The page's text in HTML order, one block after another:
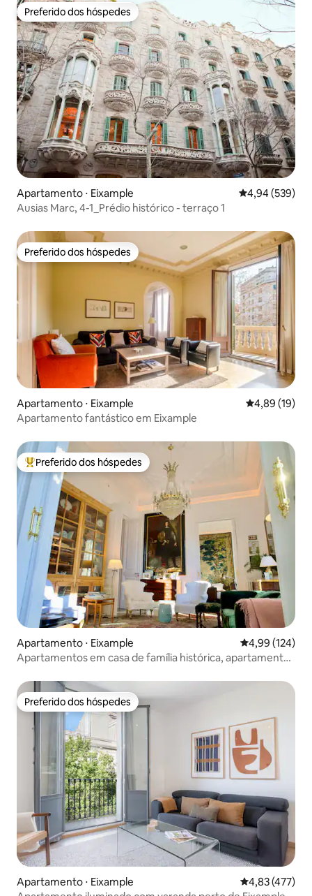
Preferido dos hóspedes
Preferido dos hóspedes
Apartamento ⋅ Eixample 4,94 de uma
4,94 (539)
Ausias Marc, 4-1_Prédio histórico - terraço 1
Preferido dos hóspedes
Preferido dos hóspedes
Apartamento ⋅ Eixample 4,89 de uma
4,89 (19)
Apartamento fantástico em Eixample
Entre os melhores preferidos dos hóspedes
Preferido dos hóspedes
Apartamento ⋅ Eixample 4,99 de uma
4,99 (124)
Apartamentos em casa de família histórica, apartamento
Preferido dos hóspedes
Preferido dos hóspedes
Apartamento ⋅ Eixample 4,83 de uma
4,83 (477)